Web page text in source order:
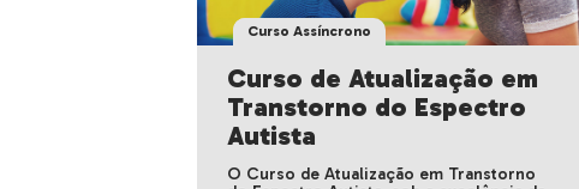
Em andamento
Curso Assíncrono
Curso de Atualização em
Transtorno do Espectro
Autista
O Curso de Atualização em Transtorno